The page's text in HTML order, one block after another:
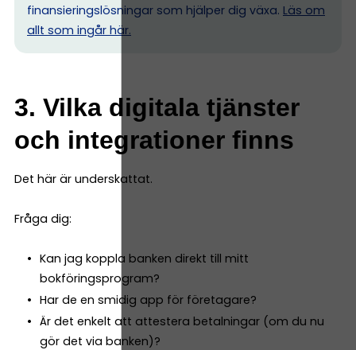
finansieringslösningar som hjälper dig växa. Läs om
allt som ingår här.
3. Vilka digitala tjänster
och integrationer finns
Det här är underskattat.
Fråga dig:
Kan jag koppla banken direkt till mitt
bokföringsprogram?
Har de en smidig app för företagare?
Är det enkelt att attestera betalningar (om du nu
gör det via banken)?